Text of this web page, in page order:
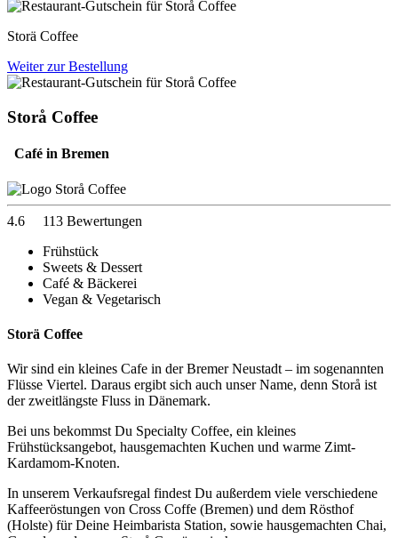
Storä Coffee
Weiter zur Bestellung
Storå Coffee
Café in Bremen
4.6
113 Bewertungen
Frühstück
Sweets & Dessert
Café & Bäckerei
Vegan & Vegetarisch
Storä Coffee
Wir sind ein kleines Cafe in der Bremer Neustadt – im sogenannten
Flüsse Viertel. Daraus ergibt sich auch unser Name, denn Storå ist
der zweitlängste Fluss in Dänemark.
Bei uns bekommst Du Specialty Coffee, ein kleines
Frühstücksangebot, hausgemachten Kuchen und warme Zimt-
Kardamom-Knoten.
In unserem Verkaufsregal findest Du außerdem viele verschiedene
Kaffeeröstungen von Cross Coffe (Bremen) und dem Rösthof
(Holste) für Deine Heimbarista Station, sowie hausgemachten Chai,